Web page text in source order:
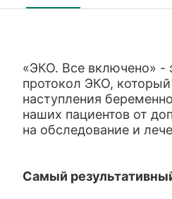
«ЭКО. Все включено» -
протокол ЭКО,
наступления
наших пациентов от
на обследование и
Самый